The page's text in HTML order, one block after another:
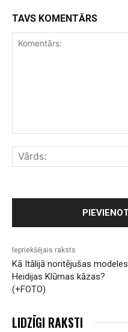
TAVS KOMENTĀRS
Iepriekšējais raksts
Kā Itālijā noritējušas modeles
Heidijas Klūmas kāzas?
(+FOTO)
LIDZĪGI RAKSTI